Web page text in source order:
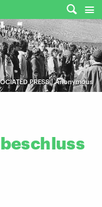
PRESS | Anonymous